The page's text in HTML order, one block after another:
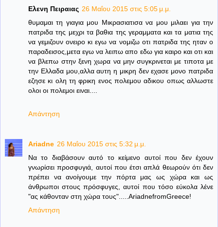
Ελενη Πειραιας 26 Μαΐου 2015 στις 5:05 μ.μ.
θυμαμαι τη γιαγια μου Μικρασιατισα να μου μιλαει για την
πατριδα της μεχρι τα βαθια της γεραμματα και τα ματια της
να γεμιζουν ονειρο κι εγω να νομιζω οτι πατριδα της ηταν ο
παραδεισος,μετα εγω να λειπω απο εδω για καιρο και οτι και
να βλεπω στην ξενη χωρα να μην συγκρινεται με τιποτα με
την Ελλαδα μου,αλλα αυτη η μικρη δεν εχασε μονο πατριδα
εζησε κι ολη τη φρικη ενος πολεμου αδικου οπως αλλωστε
ολοι οι πολεμοι ειναι....
Απάντηση
Ariadne 26 Μαΐου 2015 στις 5:32 μ.μ.
Να το διαβάσουν αυτό το κείμενο αυτοί που δεν έχουν
γνωρίσει προσφυγιά, αυτοί που έτσι απλά θεωρούν ότι δεν
πρέπει να ανοίγουμε την πόρτα μας ως χώρα και ως
άνθρωποι στους πρόσφυγες, αυτοί που τόσο εύκολα λένε
"ας κάθονταν στη χώρα τους".....AriadnefromGreece!
Απάντηση